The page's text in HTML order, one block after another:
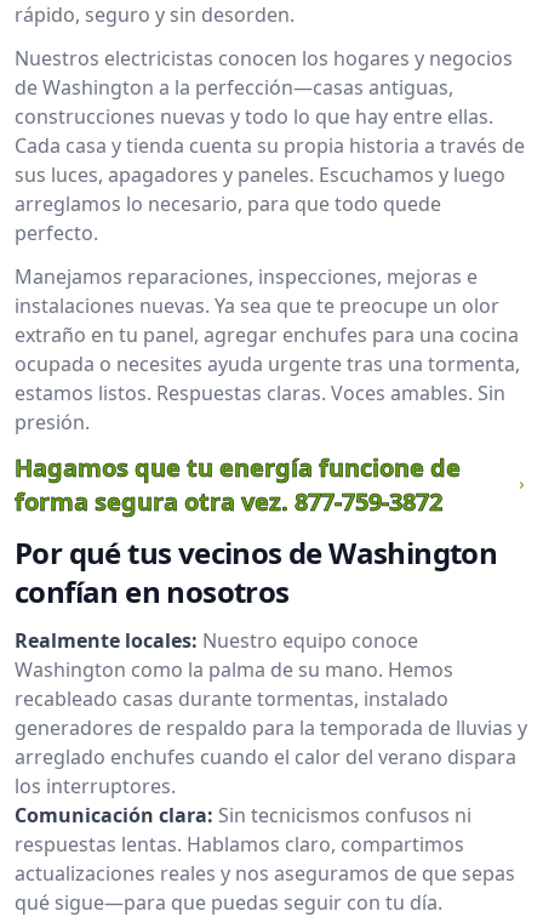
rápido, seguro y sin desorden.
Nuestros electricistas conocen los hogares y negocios
de Washington a la perfección—casas antiguas,
construcciones nuevas y todo lo que hay entre ellas.
Cada casa y tienda cuenta su propia historia a través de
sus luces, apagadores y paneles. Escuchamos y luego
arreglamos lo necesario, para que todo quede
perfecto.
Manejamos reparaciones, inspecciones, mejoras e
instalaciones nuevas. Ya sea que te preocupe un olor
extraño en tu panel, agregar enchufes para una cocina
ocupada o necesites ayuda urgente tras una tormenta,
estamos listos. Respuestas claras. Voces amables. Sin
presión.
Hagamos que tu energía funcione de
forma segura otra vez. 877-759-3872
Por qué tus vecinos de Washington
confían en nosotros
Realmente locales: Nuestro equipo conoce
Washington como la palma de su mano. Hemos
recableado casas durante tormentas, instalado
generadores de respaldo para la temporada de lluvias y
arreglado enchufes cuando el calor del verano dispara
los interruptores.
Comunicación clara: Sin tecnicismos confusos ni
respuestas lentas. Hablamos claro, compartimos
actualizaciones reales y nos aseguramos de que sepas
qué sigue—para que puedas seguir con tu día.